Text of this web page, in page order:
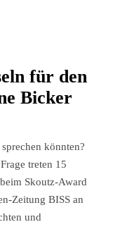
für den
Bicker
könnten?
treten 15
Skoutz-Award
Zeitung BISS an
und